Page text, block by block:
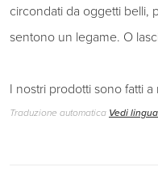
circondati da oggetti belli,
sentono un legame. O
I nostri prodotti sono fatti
Traduzione automatica Vedi